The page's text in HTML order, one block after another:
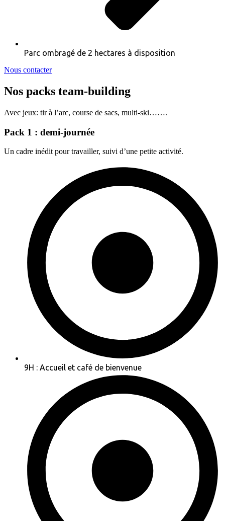
Parc ombragé de 2 hectares à disposition
Nous contacter
Nos packs team-building
Avec jeux: tir à l’arc, course de sacs, multi-ski…….
Pack 1 : demi-journée
Un cadre inédit pour travailler, suivi d’une petite activité.
9H : Accueil et café de bienvenue